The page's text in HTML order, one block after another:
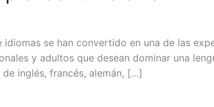
se han convertido en una de las
y adultos que desean dominar una
inglés, francés, alemán, […]